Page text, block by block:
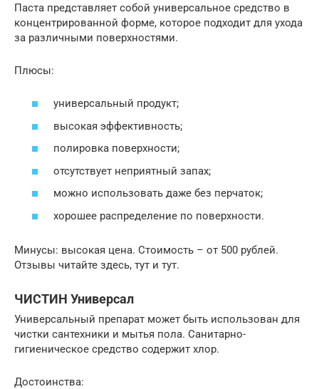
Паста представляет собой универсальное средство в
концентрированной форме, которое подходит для ухода
за различными поверхностями.
Плюсы:
универсальный продукт;
высокая эффективность;
полировка поверхности;
отсутствует неприятный запах;
можно использовать даже без перчаток;
хорошее распределение по поверхности.
Минусы: высокая цена. Стоимость – от 500 рублей.
Отзывы читайте здесь, тут и тут.
ЧИСТИН Универсал
Универсальный препарат может быть использован для
чистки сантехники и мытья пола. Санитарно-
гигиеническое средство содержит хлор.
Достоинства: